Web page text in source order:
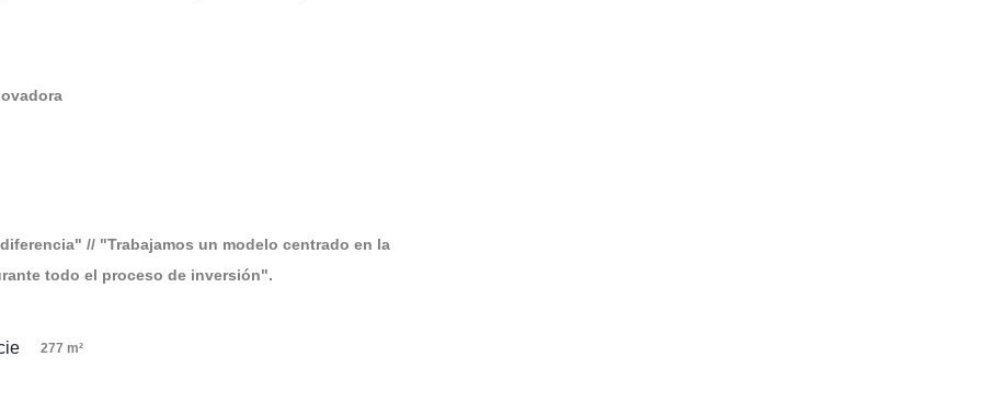
// "Trabajamos un modelo centrado en la
todo el proceso de inversión".
277 m²